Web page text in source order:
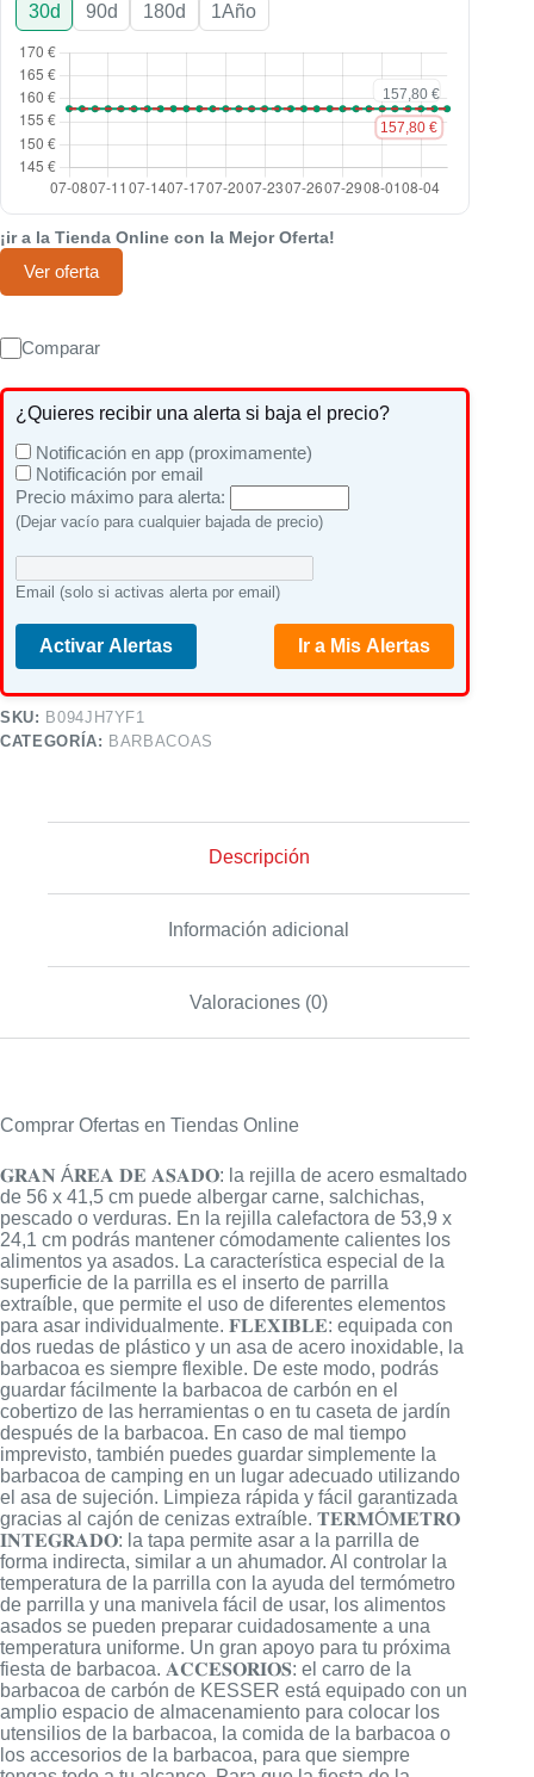
30d 90d 180d 1Año
¡ir a la Tienda Online con la Mejor Oferta!
Ver oferta
Comparar
¿Quieres recibir una alerta si baja el precio?
Notificación en app (proximamente)
Notificación por email
Precio máximo para alerta:
(Dejar vacío para cualquier bajada de precio)
Email (solo si activas alerta por email)
Activar Alertas Ir a Mis Alertas
SKU: B094JH7YF1
CATEGORÍA: BARBACOAS
Descripción
Información adicional
Valoraciones (0)
Comprar Ofertas en Tiendas Online
𝐆𝐑𝐀𝐍 Á𝐑𝐄𝐀 𝐃𝐄 𝐀𝐒𝐀𝐃𝐎: la rejilla de acero esmaltado
de 56 x 41,5 cm puede albergar carne, salchichas,
pescado o verduras. En la rejilla calefactora de 53,9 x
24,1 cm podrás mantener cómodamente calientes los
alimentos ya asados. La característica especial de la
superficie de la parrilla es el inserto de parrilla
extraíble, que permite el uso de diferentes elementos
para asar individualmente. 𝐅𝐋𝐄𝐗𝐈𝐁𝐋𝐄: equipada con
dos ruedas de plástico y un asa de acero inoxidable, la
barbacoa es siempre flexible. De este modo, podrás
guardar fácilmente la barbacoa de carbón en el
cobertizo de las herramientas o en tu caseta de jardín
después de la barbacoa. En caso de mal tiempo
imprevisto, también puedes guardar simplemente la
barbacoa de camping en un lugar adecuado utilizando
el asa de sujeción. Limpieza rápida y fácil garantizada
gracias al cajón de cenizas extraíble. 𝐓𝐄𝐑𝐌Ó𝐌𝐄𝐓𝐑𝐎
𝐈𝐍𝐓𝐄𝐆𝐑𝐀𝐃𝐎: la tapa permite asar a la parrilla de
forma indirecta, similar a un ahumador. Al controlar la
temperatura de la parrilla con la ayuda del termómetro
de parrilla y una manivela fácil de usar, los alimentos
asados se pueden preparar cuidadosamente a una
temperatura uniforme. Un gran apoyo para tu próxima
fiesta de barbacoa. 𝐀𝐂𝐂𝐄𝐒𝐎𝐑𝐈𝐎𝐒: el carro de la
barbacoa de carbón de KESSER está equipado con un
amplio espacio de almacenamiento para colocar los
utensilios de la barbacoa, la comida de la barbacoa o
los accesorios de la barbacoa, para que siempre